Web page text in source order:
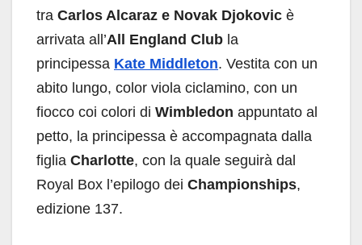
tra Carlos Alcaraz e Novak Djokovic è
arrivata all’All England Club la
principessa Kate Middleton. Vestita con un
abito lungo, color viola ciclamino, con un
fiocco coi colori di Wimbledon appuntato al
petto, la principessa è accompagnata dalla
figlia Charlotte, con la quale seguirà dal
Royal Box l’epilogo dei Championships,
edizione 137.